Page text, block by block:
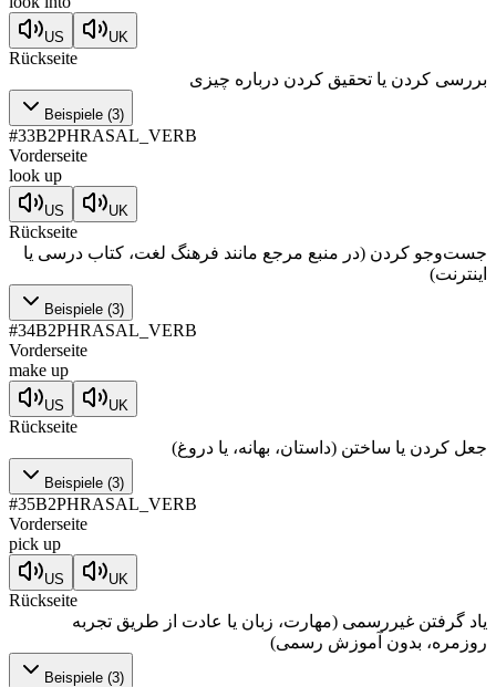
US UK
Rückseite
بررسی کردن یا تحقیق کردن درباره چیزی
Beispiele (3)
#33B2PHRASAL_VERB
Vorderseite
look up
US UK
Rückseite
جست‌وجو کردن (در منبع مرجع مانند فرهنگ لغت، کتاب درسی یا
اینترنت)
Beispiele (3)
#34B2PHRASAL_VERB
Vorderseite
make up
US UK
Rückseite
جعل کردن یا ساختن (داستان، بهانه، یا دروغ)
Beispiele (3)
#35B2PHRASAL_VERB
Vorderseite
pick up
US UK
Rückseite
یاد گرفتن غیررسمی (مهارت، زبان یا عادت از طریق تجربه
روزمره، بدون آموزش رسمی)
Beispiele (3)